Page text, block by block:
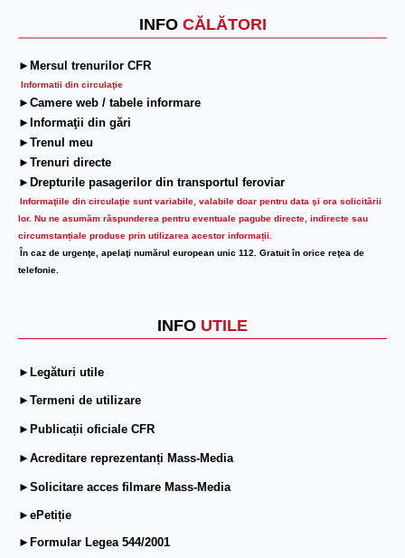
INFO CĂLĂTORI
►Mersul trenurilor CFR
Informatii din circulaţie
►Camere web / tabele informare
►Informaţii din gări
►Trenul meu
►Trenuri directe
►Drepturile pasagerilor din transportul feroviar
Informaţiile din circulaţie sunt variabile, valabile doar pentru data şi ora solicitării
lor. Nu ne asumăm răspunderea pentru eventuale pagube directe, indirecte sau
circumstanțiale produse prin utilizarea acestor informații.
În caz de urgenţe, apelaţi numărul european unic 112. Gratuit în orice reţea de
telefonie.
INFO UTILE
►Legături utile
►Termeni de utilizare
►Publicații oficiale CFR
►Acreditare reprezentanți Mass-Media
►Solicitare acces filmare Mass-Media
►ePetiție
►Formular Legea 544/2001